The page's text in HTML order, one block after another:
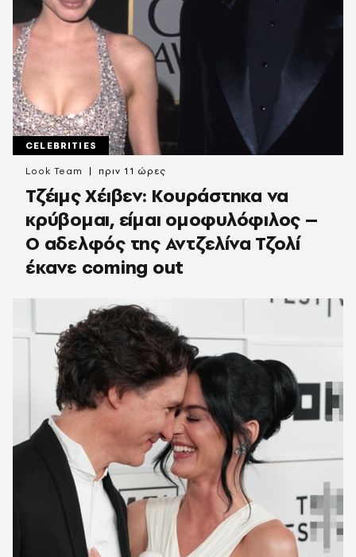
CELEBRITIES
Τζέιμς Χέιβεν: Κουράστηκα να
κρύβομαι, είμαι ομοφυλόφιλος –
Ο αδελφός της Αντζελίνα Τζολί
έκανε coming out
Look Team πριν 11 ώρες